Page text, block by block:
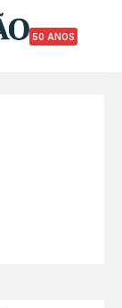
50 ANOS